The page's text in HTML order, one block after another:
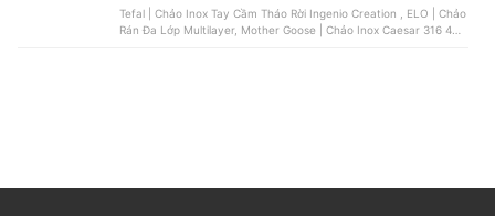
Tefal | Chảo Inox Tay Cầm Tháo Rời Ingenio Creation , ELO | Chảo
Rán Đa Lớp Multilayer, Mother Goose | Chảo Inox Caesar 316 40